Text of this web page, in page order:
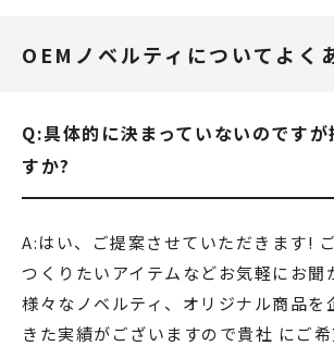
OEMノベルティについてよく
Q:具体的に決まっていないのです
すか?
A:はい、ご提案させていただきます!
つくりたいアイテムなどお気軽にお聞
様々なノベルティ、オリジナル商品を
きた実績がございますので貴社 にご